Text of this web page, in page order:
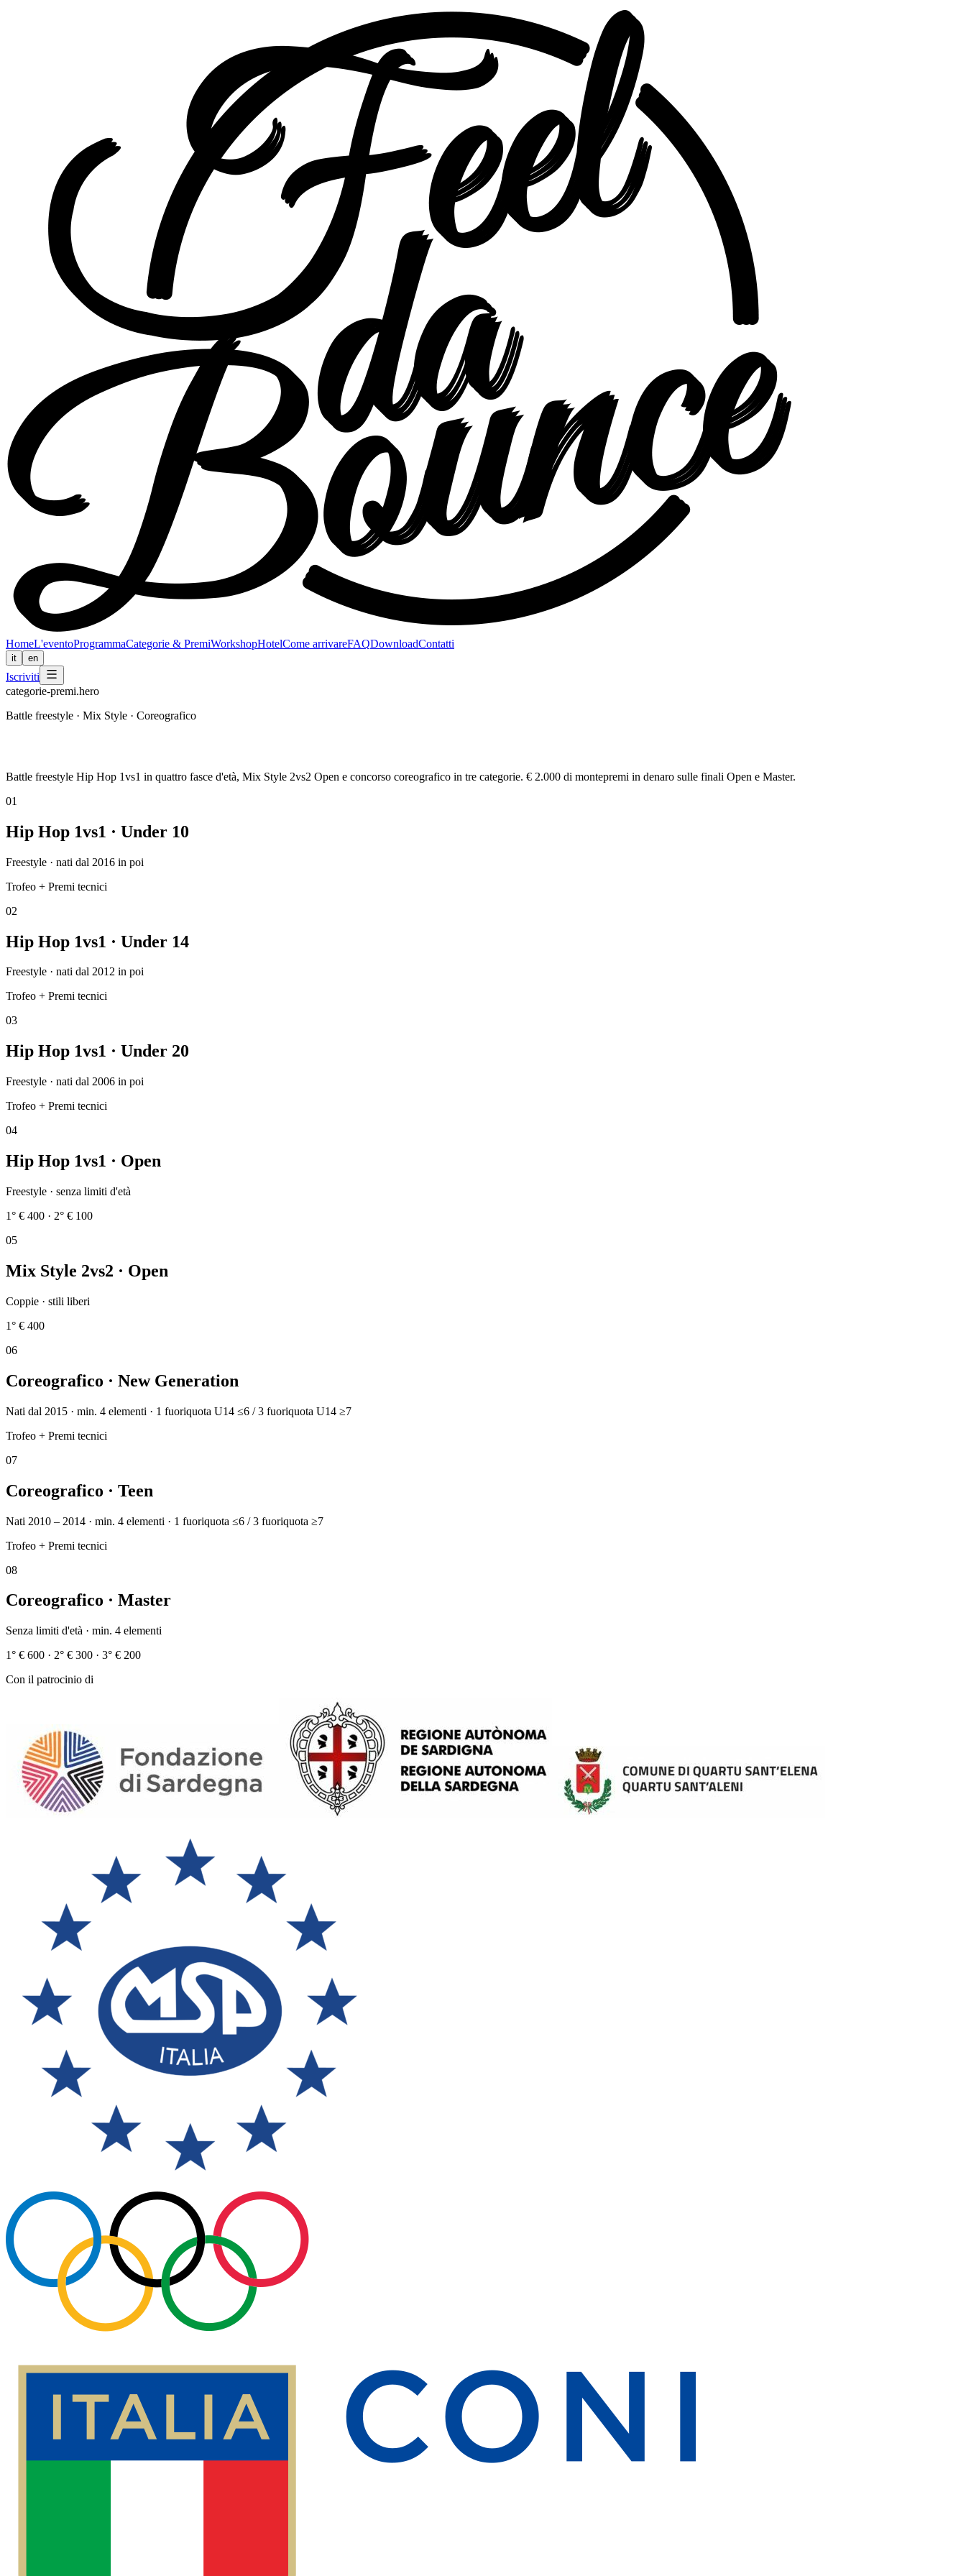
HomeL'eventoProgrammaCategorie & PremiWorkshopHotelCome arrivareFAQDownloadContatti
it en
Iscriviti
categorie-premi.hero
Battle freestyle · Mix Style · Coreografico
Battle freestyle Hip Hop 1vs1 in quattro fasce d'età, Mix Style 2vs2 Open e concorso coreografico in tre categorie. € 2.000 di montepremi in denaro sulle finali Open e Master.
01
Hip Hop 1vs1 · Under 10
Freestyle · nati dal 2016 in poi
Trofeo + Premi tecnici
02
Hip Hop 1vs1 · Under 14
Freestyle · nati dal 2012 in poi
Trofeo + Premi tecnici
03
Hip Hop 1vs1 · Under 20
Freestyle · nati dal 2006 in poi
Trofeo + Premi tecnici
04
Hip Hop 1vs1 · Open
Freestyle · senza limiti d'età
1° € 400 · 2° € 100
05
Mix Style 2vs2 · Open
Coppie · stili liberi
1° € 400
06
Coreografico · New Generation
Nati dal 2015 · min. 4 elementi · 1 fuoriquota U14 ≤6 / 3 fuoriquota U14 ≥7
Trofeo + Premi tecnici
07
Coreografico · Teen
Nati 2010 – 2014 · min. 4 elementi · 1 fuoriquota ≤6 / 3 fuoriquota ≥7
Trofeo + Premi tecnici
08
Coreografico · Master
Senza limiti d'età · min. 4 elementi
1° € 600 · 2° € 300 · 3° € 200
Con il patrocinio di